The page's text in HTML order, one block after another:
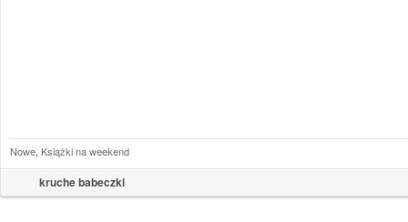
kruche babeczki
Nowe, Książki na weekend